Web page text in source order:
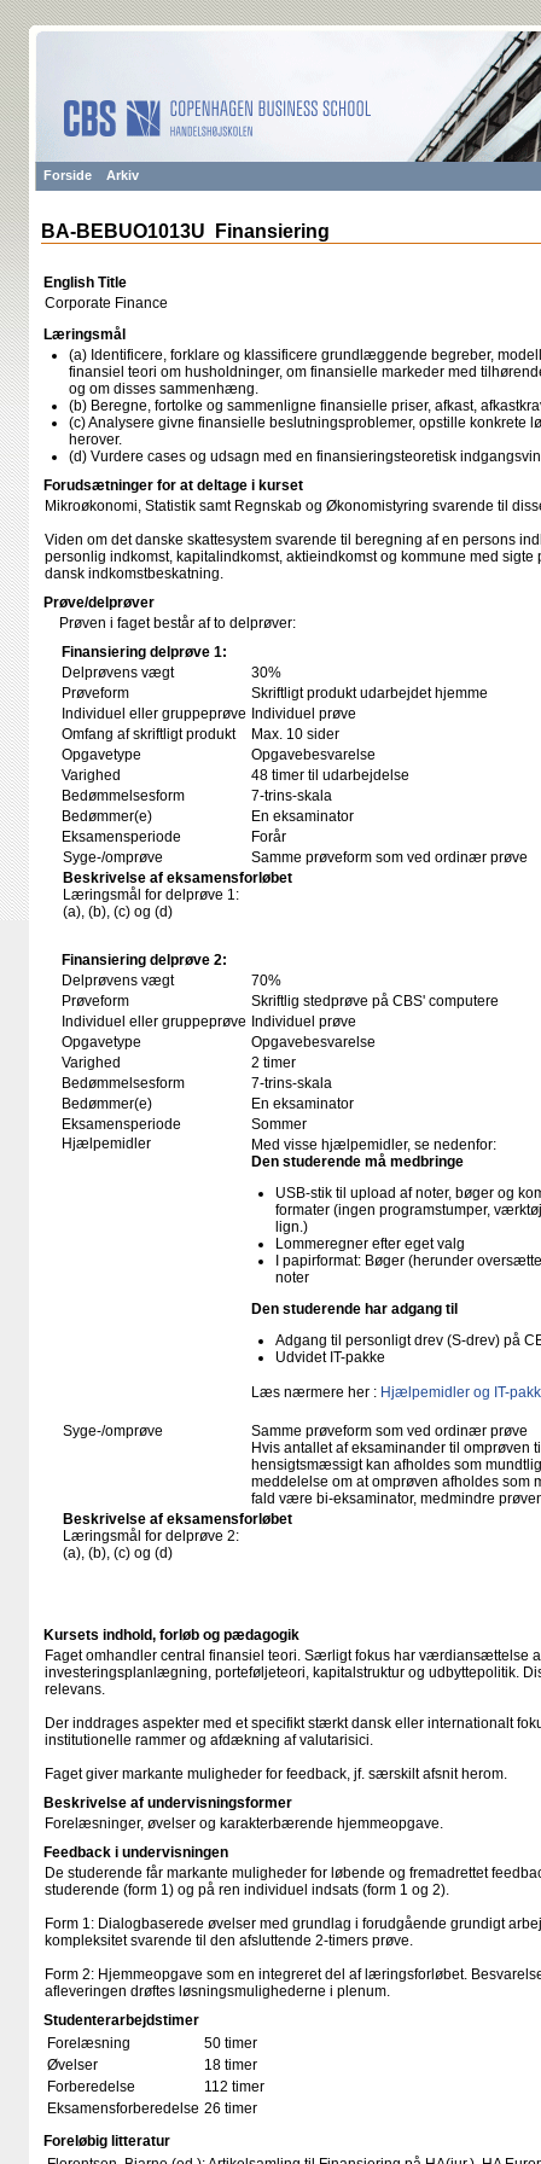
Forside Arkiv
BA-BEBUO1013U Finansiering
English Title
Corporate Finance
Læringsmål
(a) Identificere, forklare og klassificere grundlæggende begreber,
finansiel teori om husholdninger, om finansielle markeder med
og om disses sammenhæng.
(b) Beregne, fortolke og sammenligne finansielle priser, afkast,
(c) Analysere givne finansielle beslutningsproblemer, opstille konkrete
herover.
(d) Vurdere cases og udsagn med en finansieringsteoretisk
Forudsætninger for at deltage i kurset
Mikroøkonomi, Statistik samt Regnskab og Økonomistyring svarende til
Viden om det danske skattesystem svarende til beregning af en persons
personlig indkomst, kapitalindkomst, aktieindkomst og kommune med sigte
dansk indkomstbeskatning.
Prøve/delprøver
Prøven i faget består af to delprøver:
Finansiering delprøve 1:
Delprøvens vægt
30%
Prøveform
Skriftligt produkt udarbejdet hjemme
Individuel eller gruppeprøve Individuel prøve
Omfang af skriftligt produkt
Max. 10 sider
Opgavetype
Opgavebesvarelse
Varighed
48 timer til udarbejdelse
Bedømmelsesform
7-trins-skala
Bedømmer(e)
En eksaminator
Eksamensperiode
Forår
Syge-/omprøve
Samme prøveform som ved ordinær prøve
Beskrivelse af eksamensforløbet
Læringsmål for delprøve 1:
(a), (b), (c) og (d)
Finansiering delprøve 2:
Delprøvens vægt
70%
Prøveform
Skriftlig stedprøve på CBS' computere
Individuel eller gruppeprøve Individuel prøve
Opgavetype
Opgavebesvarelse
Varighed
2 timer
Bedømmelsesform
7-trins-skala
Bedømmer(e)
En eksaminator
Eksamensperiode
Sommer
Hjælpemidler
Med visse hjælpemidler, se nedenfor:
Den studerende må medbringe
USB-stik til upload af noter, bøger og
formater (ingen programstumper,
lign.)
Lommeregner efter eget valg
I papirformat: Bøger (herunder
noter
Den studerende har adgang til
Adgang til personligt drev (S-drev) på
Udvidet IT-pakke
Læs nærmere her : Hjælpemidler og IT-
Syge-/omprøve
Samme prøveform som ved ordinær prøve
Hvis antallet af eksaminander til omprøven
hensigtsmæssigt kan afholdes som
meddelelse om at omprøven afholdes som
fald være bi-eksaminator, medmindre
Beskrivelse af eksamensforløbet
Læringsmål for delprøve 2:
(a), (b), (c) og (d)
Kursets indhold, forløb og pædagogik
Faget omhandler central finansiel teori. Særligt fokus har værdiansættelse
investeringsplanlægning, porteføljeteori, kapitalstruktur og udbyttepolitik.
relevans.
Der inddrages aspekter med et specifikt stærkt dansk eller internationalt
institutionelle rammer og afdækning af valutarisici.
Faget giver markante muligheder for feedback, jf. særskilt afsnit herom.
Beskrivelse af undervisningsformer
Forelæsninger, øvelser og karakterbærende hjemmeopgave.
Feedback i undervisningen
De studerende får markante muligheder for løbende og fremadrettet
studerende (form 1) og på ren individuel indsats (form 1 og 2).
Form 1: Dialogbaserede øvelser med grundlag i forudgående grundigt
kompleksitet svarende til den afsluttende 2-timers prøve.
Form 2: Hjemmeopgave som en integreret del af læringsforløbet.
afleveringen drøftes løsningsmulighederne i plenum.
Studenterarbejdstimer
Forelæsning
50 timer
Øvelser
18 timer
Forberedelse
112 timer
Eksamensforberedelse 26 timer
Foreløbig litteratur